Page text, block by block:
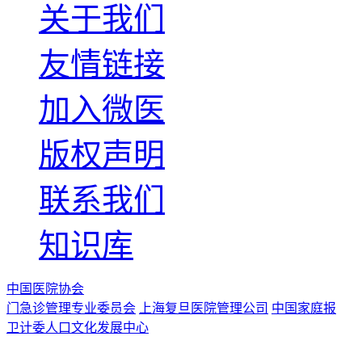
关于我们
友情链接
加入微医
版权声明
联系我们
知识库
中国医院协会
门急诊管理专业委员会
上海复旦医院管理公司 中国家庭报
卫计委人口文化发展中心